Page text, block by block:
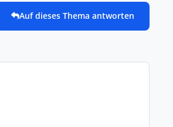
Auf dieses Thema antworten